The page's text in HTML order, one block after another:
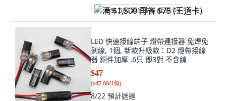
满 $1,500 再省 $75 (王道卡)
LED 快速接線端子 燈帶連接器 免焊免
剝線, 1個, 新款升級款：D2 燈帶接線
器 銅件加厚 ,6只 即3對 不含線
$47
($47.00/1個)
8/22 預計送達